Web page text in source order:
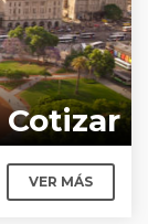
Cotizar
VER MÁS